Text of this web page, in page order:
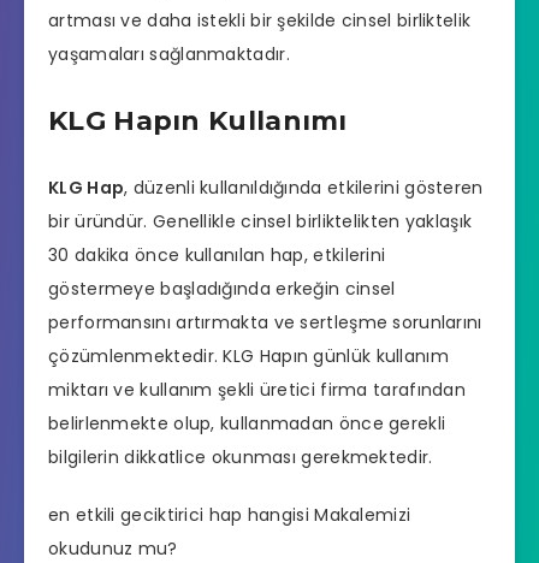
artması ve daha istekli bir şekilde cinsel birliktelik
yaşamaları sağlanmaktadır.
KLG Hapın Kullanımı
KLG Hap, düzenli kullanıldığında etkilerini gösteren
bir üründür. Genellikle cinsel birliktelikten yaklaşık
30 dakika önce kullanılan hap, etkilerini
göstermeye başladığında erkeğin cinsel
performansını artırmakta ve sertleşme sorunlarını
çözümlenmektedir. KLG Hapın günlük kullanım
miktarı ve kullanım şekli üretici firma tarafından
belirlenmekte olup, kullanmadan önce gerekli
bilgilerin dikkatlice okunması gerekmektedir.
en etkili geciktirici hap hangisi Makalemizi
okudunuz mu?